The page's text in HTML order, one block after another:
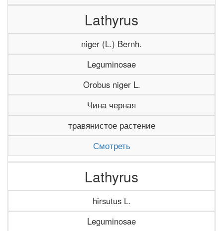
Lathyrus
niger (L.) Bernh.
Leguminosae
Orobus niger L.
Чина черная
травянистое растение
Смотреть
Lathyrus
hirsutus L.
Leguminosae